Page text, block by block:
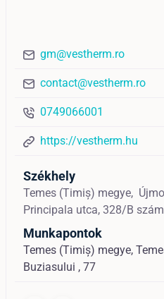
gm@vestherm.ro
contact@vestherm.ro
0749066001
https://vestherm.hu
Székhely
Temes (Timiș) megye,
Principala utca, 328/B szám
Munkapontok
Temes (Timiș) megye,
Buziasului , 77